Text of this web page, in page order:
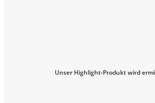
Unser Highlight-Produkt wird